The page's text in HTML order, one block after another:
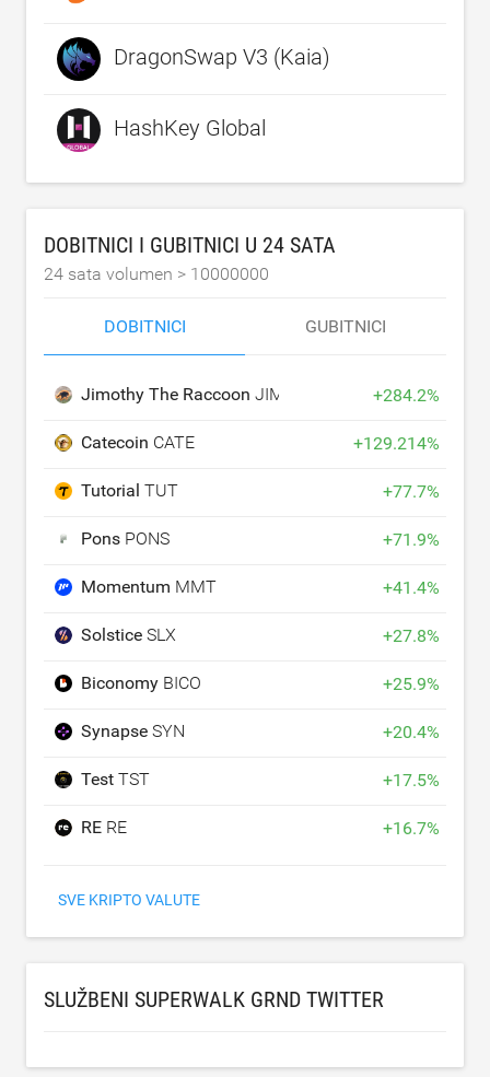
DragonSwap V3 (Kaia)
HashKey Global
DOBITNICI I GUBITNICI U 24 SATA
24 sata volumen > 10000000
DOBITNICI GUBITNICI
Jimothy The Raccoon JIMOTHY +284.2%
Catecoin CATE +129.214%
Tutorial TUT +77.7%
Pons PONS +71.9%
Momentum MMT +41.4%
Solstice SLX +27.8%
Biconomy BICO +25.9%
Synapse SYN +20.4%
Test TST +17.5%
RE RE +16.7%
SVE KRIPTO VALUTE
SLUŽBENI SUPERWALK GRND TWITTER